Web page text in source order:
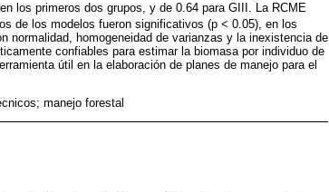
los primeros dos grupos, y de 0.64 para GIII. La RCME
de los modelos fueron significativos (p < 0.05), en los
normalidad, homogeneidad de varianzas y la inexistencia de
confiables para estimar la biomasa por individuo de
útil en la elaboración de planes de manejo para el
manejo forestal